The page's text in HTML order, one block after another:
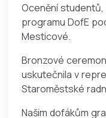
Ocenění
programu DofE
Mesticové.
Bronzové
uskutečnila v
Staroměstské
Našim dofákům